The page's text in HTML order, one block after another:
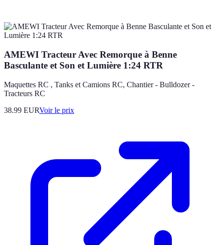
AMEWI Tracteur Avec Remorque à Benne
Basculante et Son et Lumière 1:24 RTR
Maquettes RC , Tanks et Camions RC, Chantier - Bulldozer -
Tracteurs RC
38.99 EURVoir le prix